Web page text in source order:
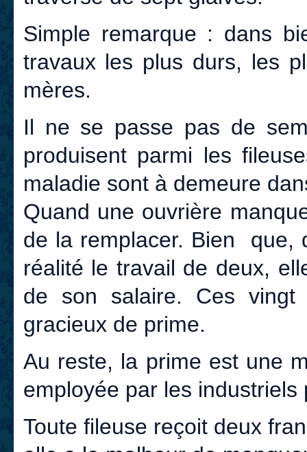
Simple remarque : dans
travaux les plus durs, les
mères.
Il ne se passe pas de
produisent parmi les
maladie sont à demeure
Quand une ouvrière
de la remplacer. Bien que,
réalité le travail de deux,
de son salaire. Ces vingt
gracieux de prime.
Au reste, la prime est une
employée par les
Toute fileuse reçoit deux